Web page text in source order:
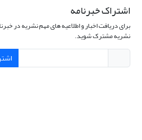
اشتراک خبرنامه
برای دریافت اخبار و اطلاعیه های مهم نشریه در
نشریه مشترک شوید.